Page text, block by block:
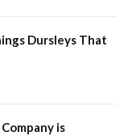
Dursleys That
is